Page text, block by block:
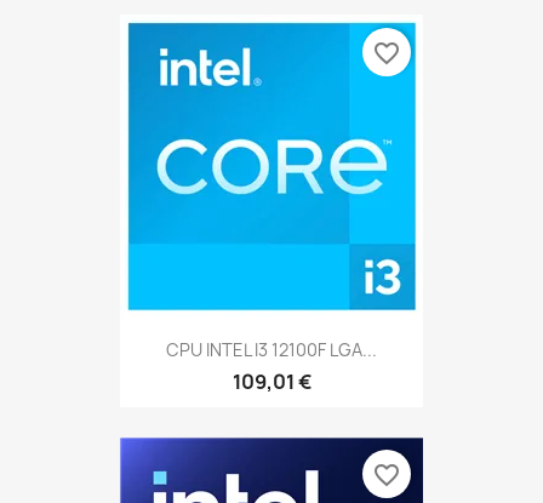
CPU INTEL I3 12100F LGA...
109,01 €
favorite_border
favorite_border